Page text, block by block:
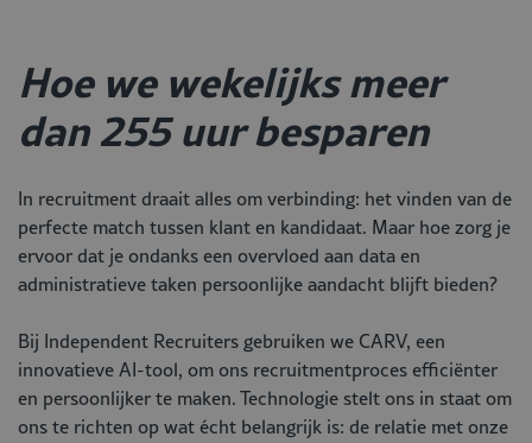
Hoe we wekelijks meer
dan 255 uur besparen
In recruitment draait alles om verbinding: het vinden van de
perfecte match tussen klant en kandidaat. Maar hoe zorg je
ervoor dat je ondanks een overvloed aan data en
administratieve taken persoonlijke aandacht blijft bieden?
Bij Independent Recruiters gebruiken we CARV, een
innovatieve AI-tool, om ons recruitmentproces efficiënter
en persoonlijker te maken. Technologie stelt ons in staat om
ons te richten op wat écht belangrijk is: de relatie met onze